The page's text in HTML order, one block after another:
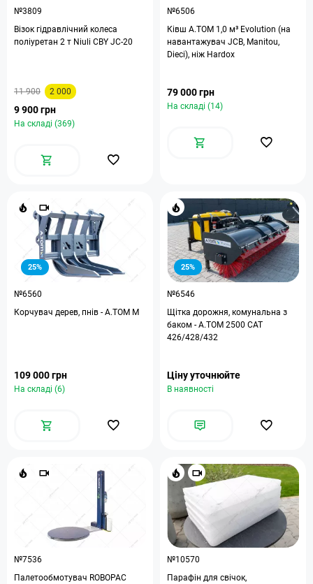
№3809
Візок гідравлічний колеса
поліуретан 2 т Niuli CBY JС-20
11 900 2 000
9 900 грн
На складі (369)
№6506
Ківш A.TOM 1,0 м³ Evolution (на
навантажувач JCB, Manitou,
Dieci), ніж Hardox
79 000 грн
На складі (14)
25%
№6560
Корчувач дерев, пнів - A.TOM M
109 000 грн
На складі (6)
25%
№6546
Щітка дорожня, комунальна з
баком - А.ТОМ 2500 CAT
426/428/432
Ціну уточнюйте
В наявності
№7536
Палетообмотувач ROBOPAC
№10570
Парафін для свічок,